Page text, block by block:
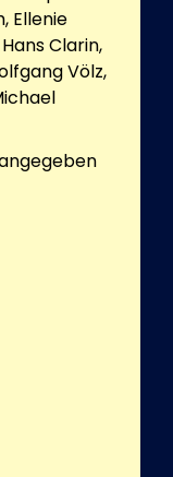
Ellenie
Clarin,
Völz,